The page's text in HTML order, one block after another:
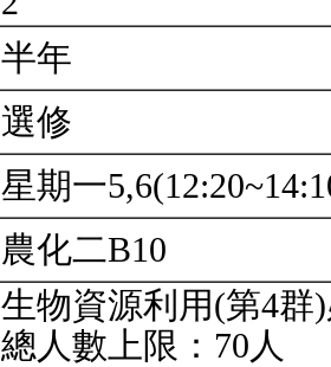
半年
選修
星期一
農化二B10
生物資源利用(第4群
總人數上限：70人